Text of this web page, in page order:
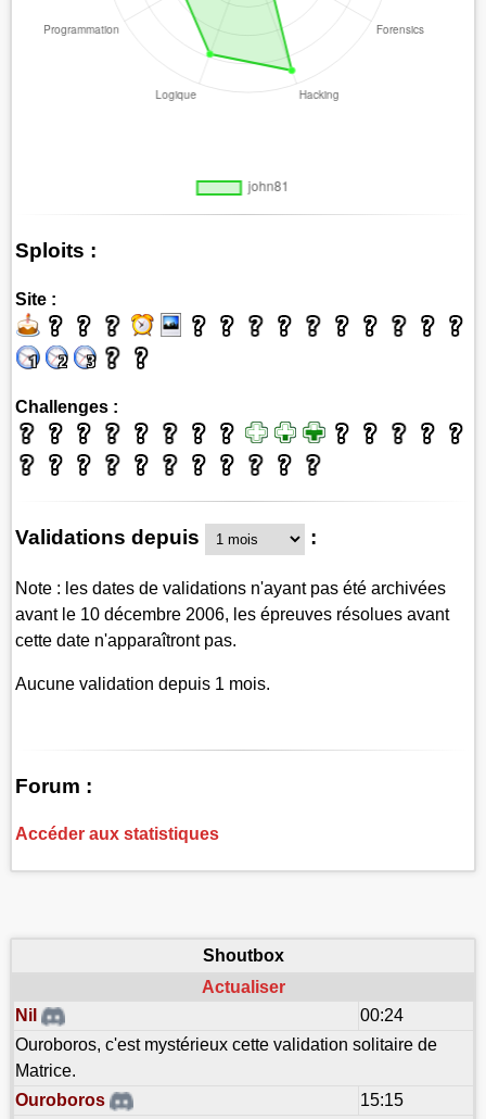
Sploits :
Site :
Challenges :
Validations depuis :
Note : les dates de validations n'ayant pas été archivées
avant le 10 décembre 2006, les épreuves résolues avant
cette date n'apparaîtront pas.
Aucune validation depuis 1 mois.
Forum :
Accéder aux statistiques
Shoutbox
Actualiser
Nil
00:24
Ouroboros, c'est mystérieux cette validation solitaire de
Matrice.
Ouroboros
15:15